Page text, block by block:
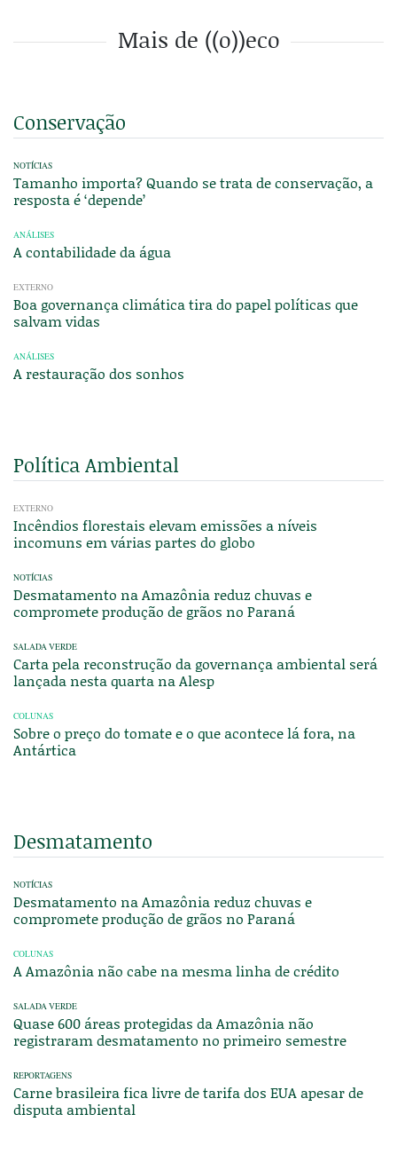
Mais de ((o))eco
Conservação
NOTÍCIAS
Tamanho importa? Quando se trata de conservação, a
resposta é ‘depende’
ANÁLISES
A contabilidade da água
EXTERNO
Boa governança climática tira do papel políticas que
salvam vidas
ANÁLISES
A restauração dos sonhos
Política Ambiental
EXTERNO
Incêndios florestais elevam emissões a níveis
incomuns em várias partes do globo
NOTÍCIAS
Desmatamento na Amazônia reduz chuvas e
compromete produção de grãos no Paraná
SALADA VERDE
Carta pela reconstrução da governança ambiental será
lançada nesta quarta na Alesp
COLUNAS
Sobre o preço do tomate e o que acontece lá fora, na
Antártica
Desmatamento
NOTÍCIAS
Desmatamento na Amazônia reduz chuvas e
compromete produção de grãos no Paraná
COLUNAS
A Amazônia não cabe na mesma linha de crédito
SALADA VERDE
Quase 600 áreas protegidas da Amazônia não
registraram desmatamento no primeiro semestre
REPORTAGENS
Carne brasileira fica livre de tarifa dos EUA apesar de
disputa ambiental